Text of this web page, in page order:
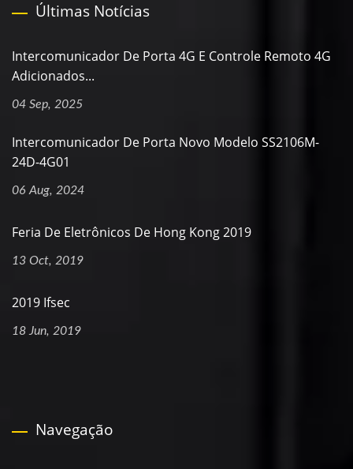
Últimas Notícias
Intercomunicador De Porta 4G E Controle Remoto 4G
Adicionados...
04 Sep, 2025
Intercomunicador De Porta Novo Modelo SS2106M-
24D-4G01
06 Aug, 2024
Feria De Eletrônicos De Hong Kong 2019
13 Oct, 2019
2019 Ifsec
18 Jun, 2019
Navegação